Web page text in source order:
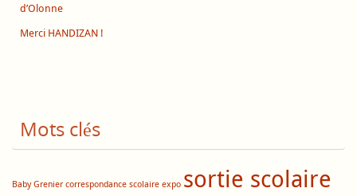
d’Olonne
Merci HANDIZAN !
Mots clés
Baby Grenier correspondance scolaire expo sortie scolaire